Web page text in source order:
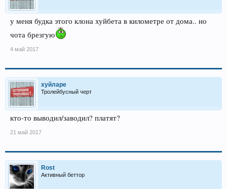
у меня будка этого клона хуйбета в километре от дома.. но
чота брезгую
4 май 2017
хуйларе
Тролейбусный черт
кто-то выводил/заводил? платят?
21 май 2017
Rost
Активный беттор